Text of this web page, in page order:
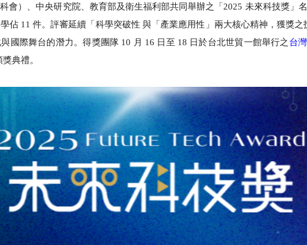
會）、中央研究院、教育部及衛生福利部共同舉辦之「2025 未來科技獎」
佔 11 件。評審延續「科學突破性 與「產業應用性」兩大核心精神，獲獎之
國際舞台的潛力。得獎團隊 10 月 16 日至 18 日於台北世貿一館舉行之 台
典禮。